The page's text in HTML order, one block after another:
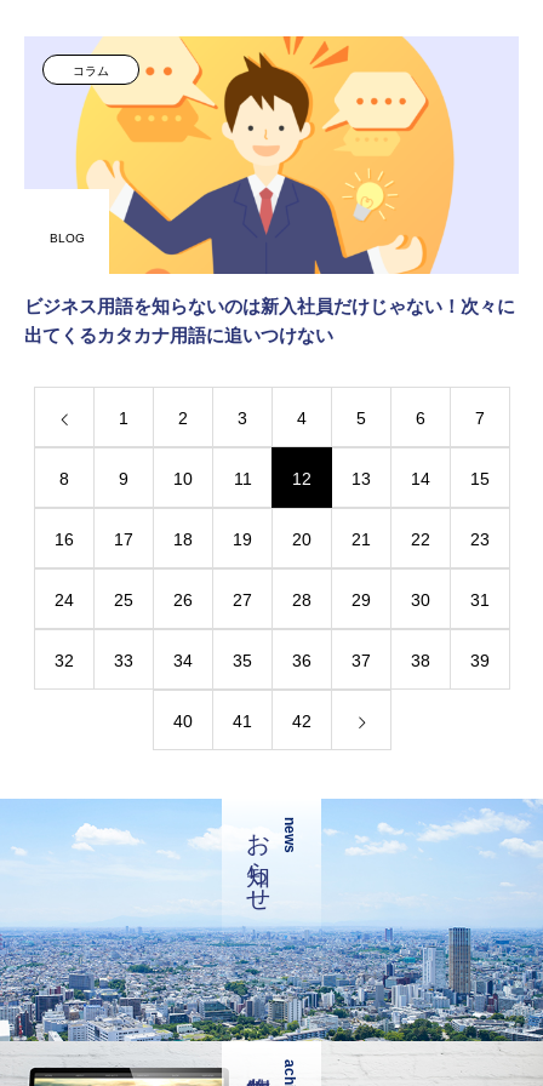
コラム
BLOG
ビジネス用語を知らないのは新入社員だけじゃない！次々に
出てくるカタカナ用語に追いつけない
1 2 3 4 5 6 7
8 9 10 11 12 13 14 15
16 17 18 19 20 21 22 23
24 25 26 27 28 29 30 31
32 33 34 35 36 37 38 39
40 41 42
news
お知らせ